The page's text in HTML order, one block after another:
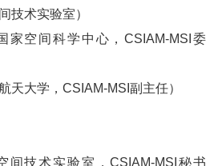
技术实验室）
空间科学中心，CSIAM-MSI委
天大学，CSIAM-MSI副主任）
间技术实验室，CSIAM-MSI秘书